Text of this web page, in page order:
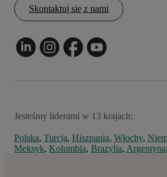
Skontaktuj się z nami
Jesteśmy liderami w 13 krajach:
Polska, Turcja, Hiszpania, Włochy,
Meksyk, Kolumbia, Brazylia, Argentyna,